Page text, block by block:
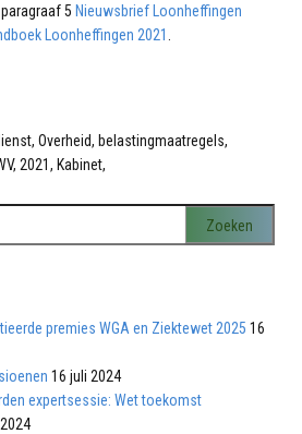
5 Nieuwsbrief Loonheffingen
Loonheffingen 2021
premies WGA en Ziektewet 2025 16
16 juli 2024
expertsessie: Wet toekomst